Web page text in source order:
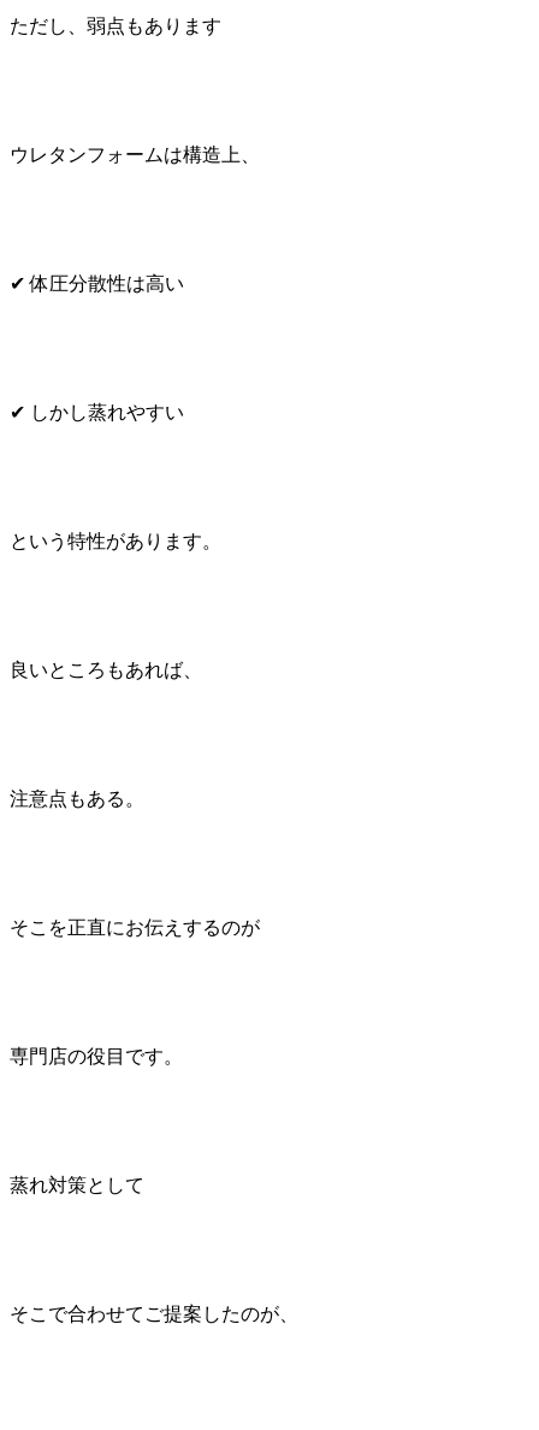
ただし、弱点もあります
ウレタンフォームは構造上、
✔ 体圧分散性は高い
✔ しかし蒸れやすい
という特性があります。
良いところもあれば、
注意点もある。
そこを正直にお伝えするのが
専門店の役目です。
蒸れ対策として
そこで合わせてご提案したのが、